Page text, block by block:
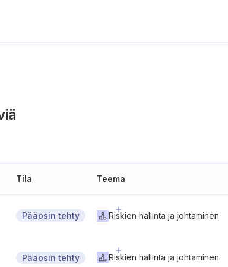
Tila Teema
Pääosin tehty Riskien hallinta ja johtaminen
Pääosin tehty Riskien hallinta ja johtaminen